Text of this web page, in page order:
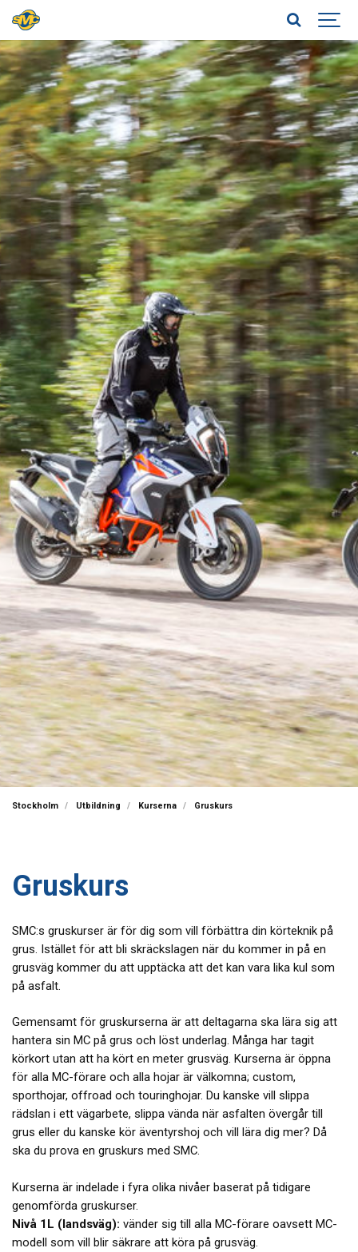
Stockholm Utbildning Kurserna Gruskurs
Gruskurs
SMC:s gruskurser är för dig som vill förbättra din körteknik på
grus. Istället för att bli skräckslagen när du kommer in på en
grusväg kommer du att upptäcka att det kan vara lika kul som
på asfalt.
Gemensamt för gruskurserna är att deltagarna ska lära sig att
hantera sin MC på grus och löst underlag. Många har tagit
körkort utan att ha kört en meter grusväg. Kurserna är öppna
för alla MC-förare och alla hojar är välkomna; custom,
sporthojar, offroad och touringhojar. Du kanske vill slippa
rädslan i ett vägarbete, slippa vända när asfalten övergår till
grus eller du kanske kör äventyrshoj och vill lära dig mer? Då
ska du prova en gruskurs med SMC.
Kurserna är indelade i fyra olika nivåer baserat på tidigare
genomförda gruskurser.
Nivå 1L (landsväg): vänder sig till alla MC-förare oavsett MC-
modell som vill blir säkrare att köra på grusväg.